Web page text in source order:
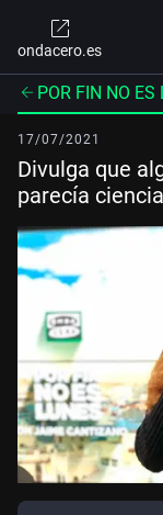
ondacero.es
POR FIN NO ES
17/07/2021
Divulga que
parecía